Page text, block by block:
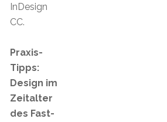
InDesign
CC.
Praxis-
Tipps:
Design im
Zeitalter
des Fast-